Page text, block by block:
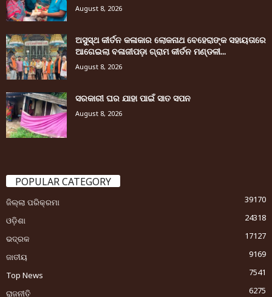
August 8, 2026
ଅସୁସ୍ଥ କୀର୍ତନ କଳାକାର ଲୋକନାଥ ବେହେରାଙ୍କ ସହାୟତାରେ
ଆଗେଇଲା ବଳାଜୀପଡ଼ା ଗ୍ରାମ କୀର୍ତନ ମଣ୍ଡଳୀ...
August 8, 2026
ସରକାରୀ ଘର ଯାହା ପାଇଁ ସାତ ସପନ
August 8, 2026
POPULAR CATEGORY
ଜିଲ୍ଲା ପରିକ୍ରମା
39170
ଓଡ଼ିଶା
24318
ଭଦ୍ରକ
17127
ଜାତୀୟ
9169
Top News
7541
ରାଜନୀତି
6275